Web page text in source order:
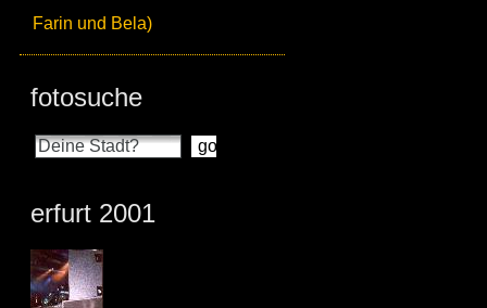
Farin und Bela)
fotosuche
erfurt 2001